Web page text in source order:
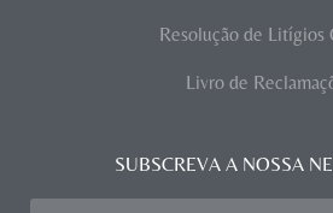
Resolução de Litígios
Livro de
SUBSCREVA A NOSSA